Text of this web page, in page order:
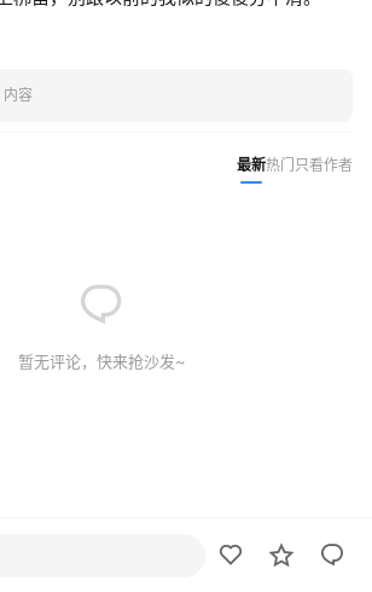
容
最新热门 只看作者
暂无评论，快来抢沙发~